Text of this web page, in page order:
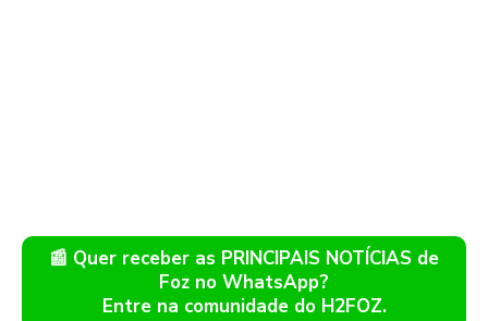
📰 Quer receber as PRINCIPAIS NOTÍCIAS de
Foz no WhatsApp?
Entre na comunidade do H2FOZ.